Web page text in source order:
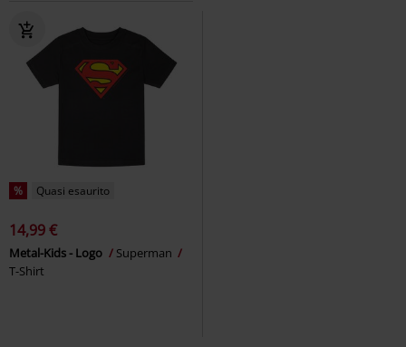
% Quasi esaurito
14,99 €
Metal-Kids - Logo
Superman
T-Shirt